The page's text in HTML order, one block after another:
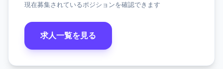
現在募集されているポジションを確認できます
求人一覧を見る